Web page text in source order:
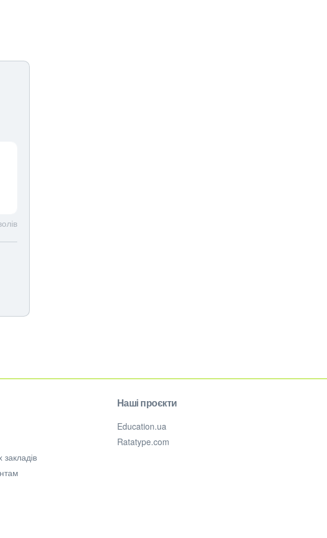
Наші проєкти
Education.ua
Ratatype.com